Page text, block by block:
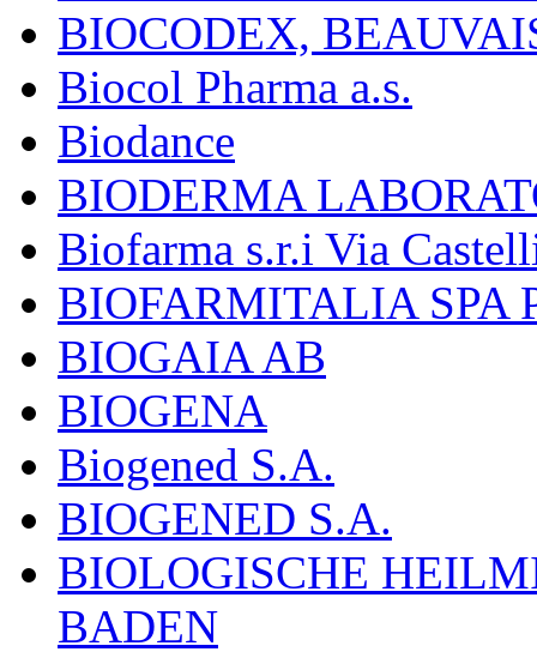
BIOCODEX,
Biocol Pharma a.s.
Biodance
BIODERMA
Biofarma s.r.i Via
BIOFARMITALIA SPA
BIOGAIA AB
BIOGENA
Biogened S.A.
BIOGENED S.A.
BIOLOGISCHE
BADEN